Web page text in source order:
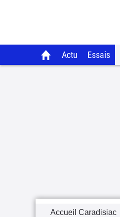
Actu Essais
Accueil Caradisiac